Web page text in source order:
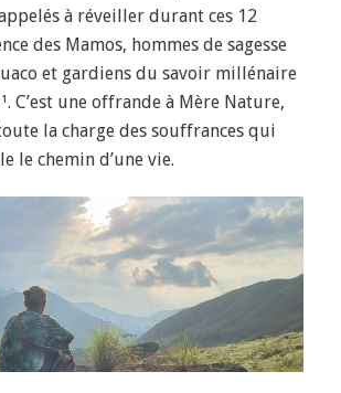
à réveiller durant ces 12
des Mamos, hommes de sagesse
et gardiens du savoir millénaire
¹. C’est une offrande à Mère Nature,
la charge des souffrances qui
le chemin d’une vie.